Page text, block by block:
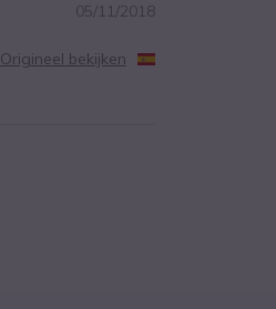
05/11/2018
Origineel bekijken